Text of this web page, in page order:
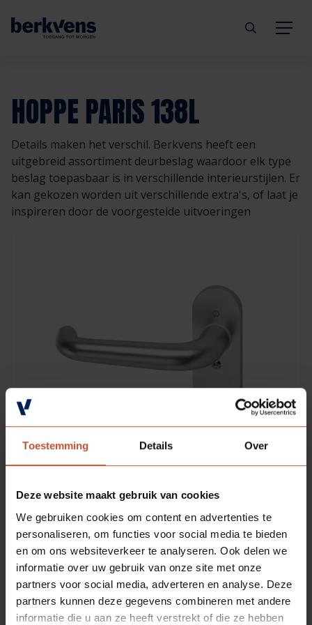
Toestemming Details Over
Deze website maakt gebruik van cookies
We gebruiken cookies om content en advertenties te
personaliseren, om functies voor social media te bieden
en om ons websiteverkeer te analyseren. Ook delen we
informatie over uw gebruik van onze site met onze
partners voor social media, adverteren en analyse. Deze
partners kunnen deze gegevens combineren met andere
informatie die u aan ze heeft verstrekt of die ze hebben
Deuren
Kozijnen
Hang- & sluitwerk
Eengezinswoning
Meergezinswoning
Utiliteitsgebouw
Aannemer
Architect
Projectontwikkelaar
Inbraakwerend
Brandwerend
Geluidwerend
Technische documentatie
Veelgestelde vragen
mijndeur.nl
Webshop
Inspiratie
Blog
Organisatie
Duurzaamheid
HOPPE PARIS 138L
Details maken het verschil. Berkvens heeft een
uitgebreid assortiment deurbeslag waardoor elk type
beslag toepasbaar is in verschillende interieurstijlen. Er
kan gekozen worden uit verschillende extra's, of laat je
inspireren door de voorgestelde uitvoeringen
OPTIES